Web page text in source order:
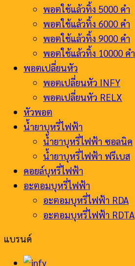
พอตใช้แล้วทิ้ง 5000 คำ
พอตใช้แล้วทิ้ง 6000 คำ
พอตใช้แล้วทิ้ง 9000 คำ
พอตใช้แล้วทิ้ง 10000 คำ
พอตเปลี่ยนหัว
พอตเปลี่ยนหัว INFY
พอตเปลี่ยนหัว RELX
หัวพอต
น้ำยาบุหรี่ไฟฟ้า
น้ำยาบุหรี่ไฟฟ้า ซอลนิค
น้ำยาบุหรี่ไฟฟ้า ฟรีเบส
คอยล์บุหรี่ไฟฟ้า
อะตอมบุหรี่ไฟฟ้า
อะตอมบุหรี่ไฟฟ้า RDA
อะตอมบุหรี่ไฟฟ้า RDTA
แบรนด์